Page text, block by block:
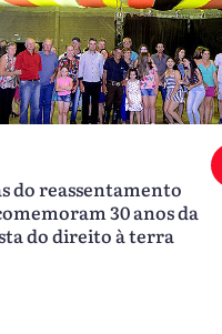
do reassentamento
30 anos da
do direito à terra